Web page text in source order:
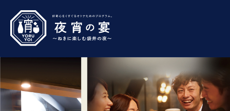
コ
テ
ン
ツ